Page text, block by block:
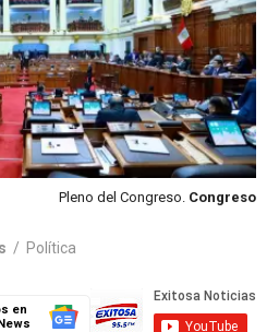
Pleno del Congreso. Congreso
/ Política
en